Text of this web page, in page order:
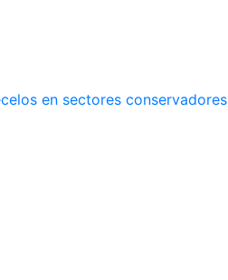
en sectores conservadores